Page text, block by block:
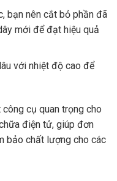
bạn nên cắt bỏ phần đã
mới để đạt hiệu quả
với nhiệt độ cao để
cụ quan trọng cho
điện tử, giúp đơn
bảo chất lượng cho các